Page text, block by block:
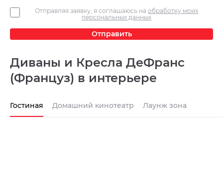
Отправляя заявку, я соглашаюсь на обработку моих
персональных данных
Отправить
Диваны и Кресла ДеФранс
(Француз) в интерьере
Гостиная Домашний кинотеатр Лаунж зона